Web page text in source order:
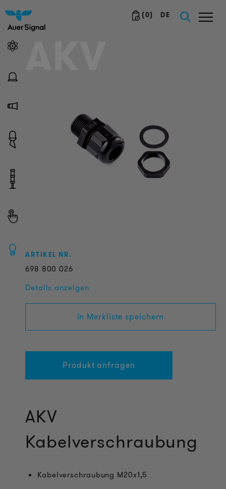
(0) DE
ARTIKEL NR.
698 800 026
Details anzeigen
in Merkliste speichern
Produkt anfragen
AKV
Kabelverschraubung
Kabelverschraubung M20x1,5